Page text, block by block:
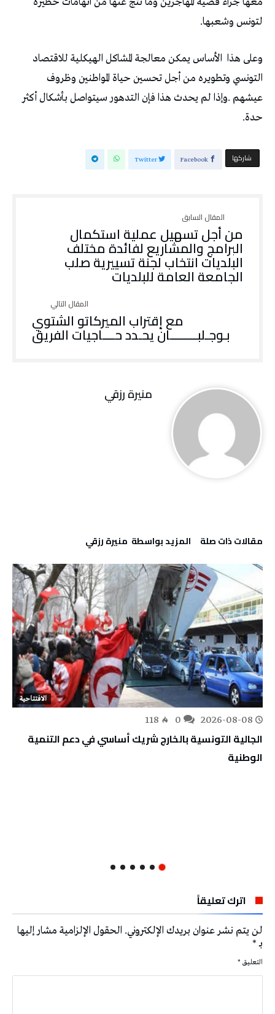
‬لتونس‭ ‬وشعبها‭.‬
وعلى‭ ‬هذا‭
‬حدة‭.‬
‫‫ شاركها‬ Facebook
Twitter
من أجل تسهيل عملية استكمال
البرامج والمشاريع لفائدة مختلف
البلديات انتخاب لجنة تسييرية صلب
الجامعة العامة للبلديات
مع إقتراب الميركاتو الشتوي
بـوجـلبـــــــــان يحـدد حــــاجيات الفريق
منيرة‭ ‬رزقي
‫مقالات ذات صلة‬ ‫‫المزيد بواسطة‬ ‬ منيرة‭ ‬رزقي
الافتتاحية
2026-08-08
118
الجالية التونسية بالخارج شريك أساسي في دعم التنمية
الوطنية
اترك تعليقاً
لن يتم نشر عنوان بريدك الإلكتروني. الحقول الإلزامية مشار إليها
بـ*
التعليق *